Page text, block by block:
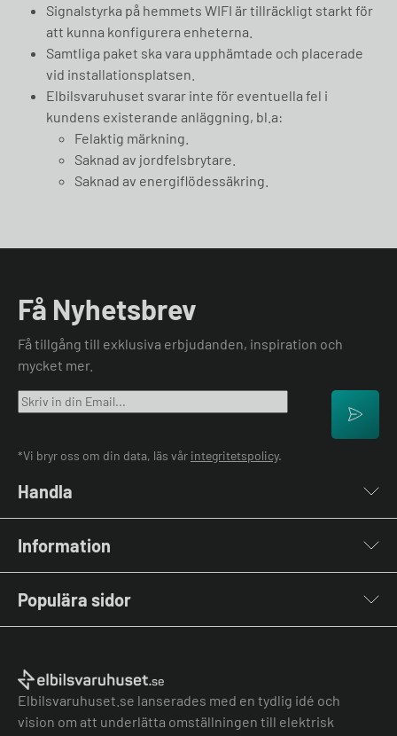
Signalstyrka på hemmets WIFI är tillräckligt starkt för
att kunna konfigurera enheterna.
Samtliga paket ska vara upphämtade och placerade
vid installationsplatsen.
Elbilsvaruhuset svarar inte för eventuella fel i
kundens existerande anläggning, bl.a:
Felaktig märkning.
Saknad av jordfelsbrytare.
Saknad av energiflödessäkring.
Få Nyhetsbrev
Få tillgång till exklusiva erbjudanden, inspiration och
mycket mer.
*Vi bryr oss om din data, läs vår integritetspolicy.
Handla
Laddkablar
Kabelhållare
Stolpar & Fästen
Portabla Laddare
Övriga tillbehör
Information
Kontakta oss
Vanliga frågor & svar
El-lexikon
Installation
Grön teknik bidrag
Lastbalansering
Populära sidor
Elbilsladdare företag
Laddbox bäst i test
Bilmärken
Elbilsvaruhuset.se lanserades med en tydlig idé och
vision om att underlätta omställningen till elektrisk